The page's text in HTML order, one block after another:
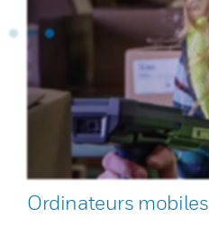
Ordinateurs mobiles